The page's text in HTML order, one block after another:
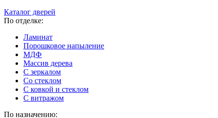
Каталог дверей
По отделке:
Ламинат
Порошковое напыление
МДФ
Массив дерева
С зеркалом
Со стеклом
С ковкой и стеклом
С витражом
По назначению: